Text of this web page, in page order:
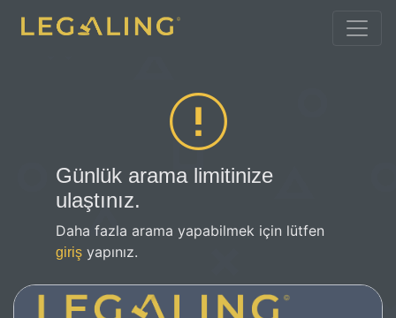
Günlük arama limitinize
ulaştınız.
Daha fazla arama yapabilmek için lütfen
giriş yapınız.